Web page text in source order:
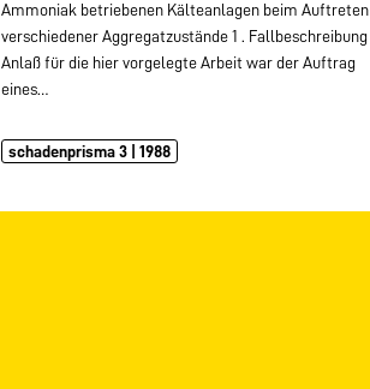
Ammoniak betriebenen Kälteanlagen beim Auftreten
verschiedener Aggregatzustände 1 . Fallbeschreibung
Anlaß für die hier vorgelegte Arbeit war der Auftrag
eines…
schadenprisma 3 | 1988